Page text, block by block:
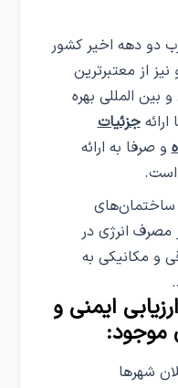
دو دهه اخیر کشور
از معتبرترین
المللی بهره
جزئیات
و صرفا به ارائه
است.
ساختمان‌های
انرژی در
و مکانیکی به
ایمنی و
موجود:
شهرها